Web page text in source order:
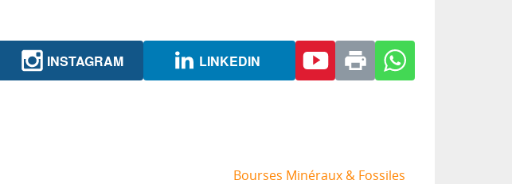
INSTAGRAM LINKEDIN
Bourses Minéraux & Fossiles